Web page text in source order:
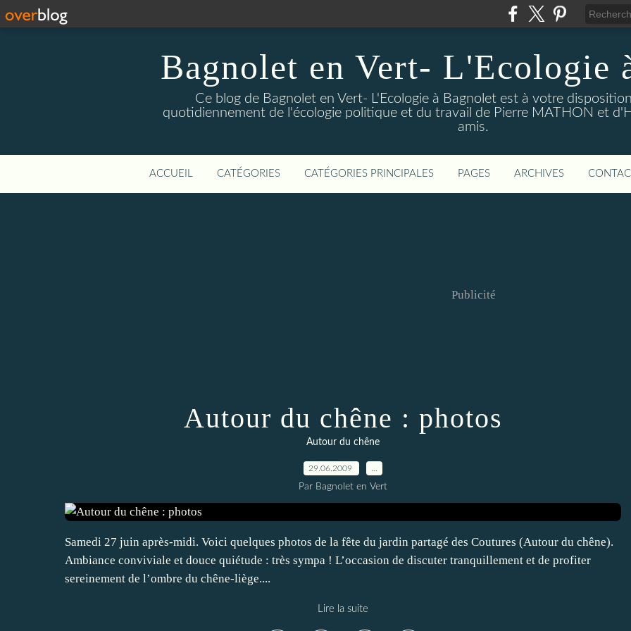
Bagnolet en Vert- L'Ecologie
Ce blog de Bagnolet en Vert- L'Ecologie à Bagnolet est à votre
quotidiennement de l'écologie politique et du travail de Pierre MATHON et
amis.
ACCUEIL CATÉGORIES CATÉGORIES PRINCIPALES PAGES ARCHIVES
Publicité
Autour du chêne : photos
Autour du chêne
29.06.2009
Par Bagnolet en Vert
Samedi 27 juin après-midi. Voici quelques photos de la fête du jardin partagé des Coutures (Autour du chêne).
Ambiance conviviale et douce quiétude : très sympa ! L’occasion de discuter tranquillement et de profiter
sereinement de l’ombre du chêne-liège....
Lire la suite